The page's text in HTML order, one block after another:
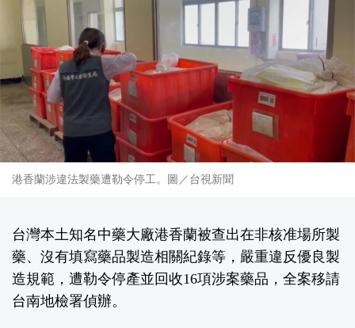
港香蘭涉違法製藥遭勒令停工。圖／台視新聞
台灣本土知名中藥大廠港香蘭被查出在非核准場所製
藥、沒有填寫藥品製造相關紀錄等，嚴重違反優良製
造規範，遭勒令停產並回收16項涉案藥品，全案移請
台南地檢署偵辦。